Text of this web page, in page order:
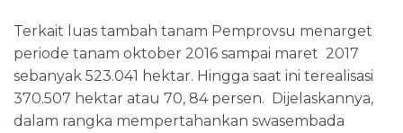
Terkait luas tambah tanam Pemprovsu menarget
periode tanam oktober 2016 sampai maret 2017
sebanyak 523.041 hektar. Hingga saat ini terealisasi
370.507 hektar atau 70, 84 persen. Dijelaskannya,
dalam rangka mempertahankan swasembada